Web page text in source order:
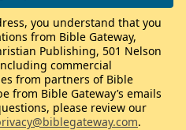
you understand that you
from Bible Gateway,
Publishing, 501 Nelson
commercial
from partners of Bible
from Bible Gateway’s emails
please review our
.